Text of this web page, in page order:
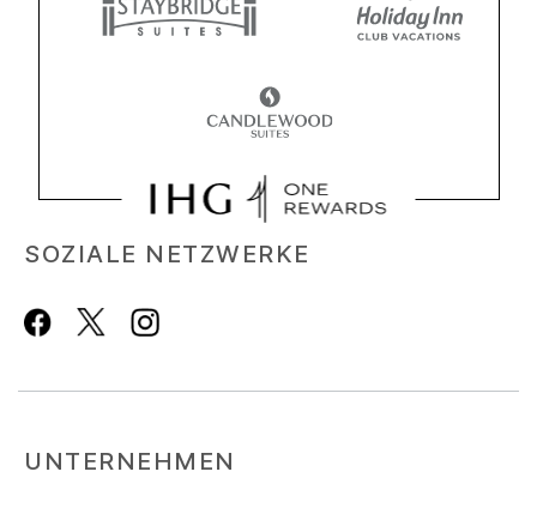
SOZIALE NETZWERKE
UNTERNEHMEN